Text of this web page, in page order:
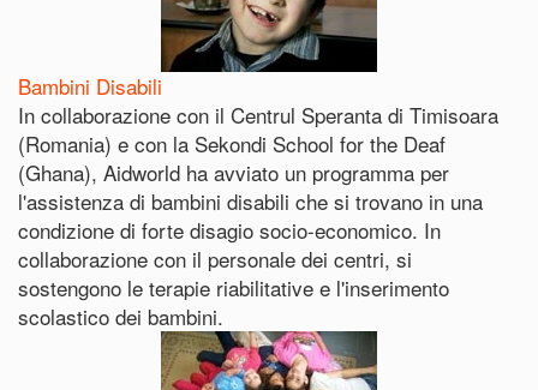
Bambini Disabili
In collaborazione con il Centrul Speranta di Timisoara
(Romania) e con la Sekondi School for the Deaf
(Ghana), Aidworld ha avviato un programma per
l'assistenza di bambini disabili che si trovano in una
condizione di forte disagio socio-economico. In
collaborazione con il personale dei centri, si
sostengono le terapie riabilitative e l'inserimento
scolastico dei bambini.